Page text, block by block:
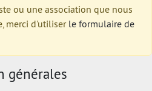
ou une association que nous
merci d'utiliser le formulaire de
générales